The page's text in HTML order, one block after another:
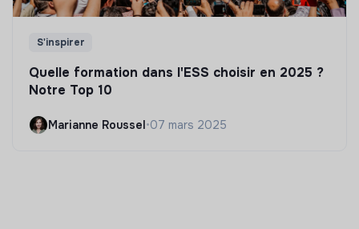
S'inspirer
Quelle formation dans l'ESS choisir en 2025 ?
Notre Top 10
Marianne Roussel•07 mars 2025